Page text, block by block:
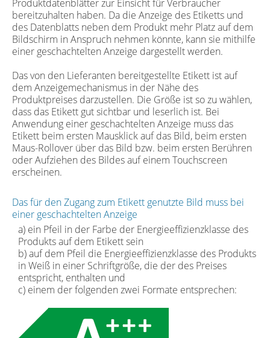
Produktdatenblätter zur Einsicht für Verbraucher
bereitzuhalten haben. Da die Anzeige des Etiketts und
des Datenblatts neben dem Produkt mehr Platz auf dem
Bildschirm in Anspruch nehmen könnte, kann sie mithilfe
einer geschachtelten Anzeige dargestellt werden.
Das von den Lieferanten bereitgestellte Etikett ist auf
dem Anzeigemechanismus in der Nähe des
Produktpreises darzustellen. Die Größe ist so zu wählen,
dass das Etikett gut sichtbar und leserlich ist. Bei
Anwendung einer geschachtelten Anzeige muss das
Etikett beim ersten Mausklick auf das Bild, beim ersten
Maus-Rollover über das Bild bzw. beim ersten Berühren
oder Aufziehen des Bildes auf einem Touchscreen
erscheinen.
Das für den Zugang zum Etikett genutzte Bild muss bei
einer geschachtelten Anzeige
a) ein Pfeil in der Farbe der Energieeffizienzklasse des
Produkts auf dem Etikett sein
b) auf dem Pfeil die Energieeffizienzklasse des Produkts
in Weiß in einer Schriftgröße, die der des Preises
entspricht, enthalten und
c) einem der folgenden zwei Formate entsprechen: